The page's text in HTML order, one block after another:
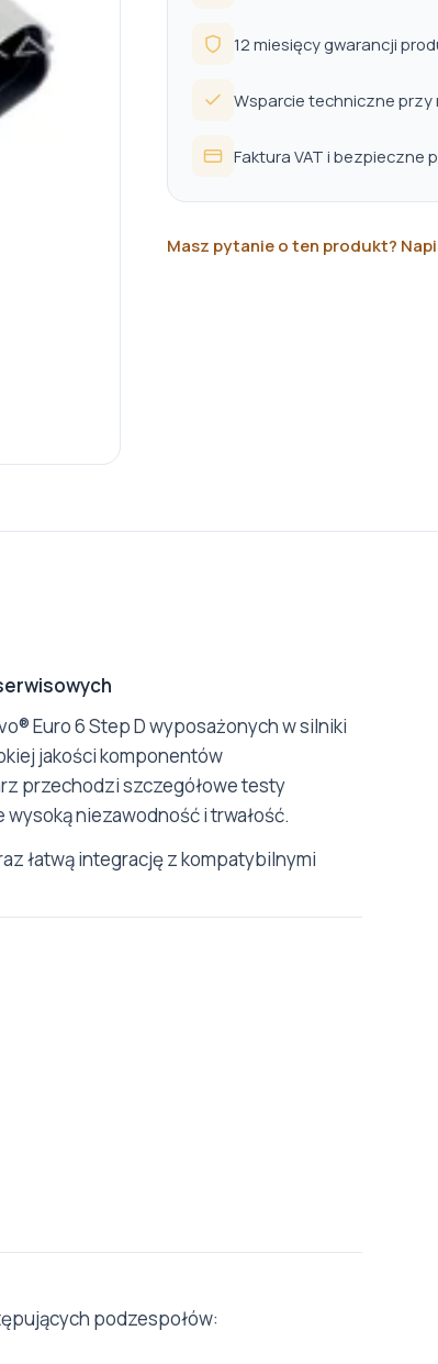
12 miesięcy gwarancji
Wsparcie techniczne przy
Faktura VAT i bezpieczne
Masz pytanie o ten produkt?
Euro 6 Step D wyposażonych w silniki
jakości komponentów
przechodzi szczegółowe testy
niezawodność i trwałość.
łatwą integrację z kompatybilnymi
podzespołów: